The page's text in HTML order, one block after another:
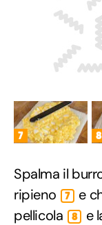
7 8
Spalma il
ripieno
7
e
pellicola
8
e